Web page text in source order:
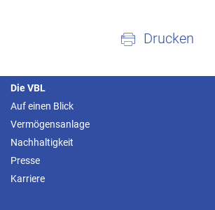
Drucken
Die VBL
Auf einen Blick
Vermögensanlage
Nachhaltigkeit
Presse
Karriere